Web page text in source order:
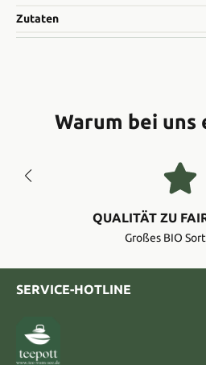
Zutaten
Warum bei uns
QUALITÄT ZU
Großes BIO
SERVICE-HOTLINE